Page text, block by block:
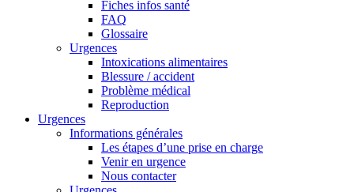
Fiches infos santé
FAQ
Glossaire
Urgences
Intoxications alimentaires
Blessure / accident
Problème médical
Reproduction
Urgences
Informations générales
Les étapes d’une prise en charge
Venir en urgence
Nous contacter